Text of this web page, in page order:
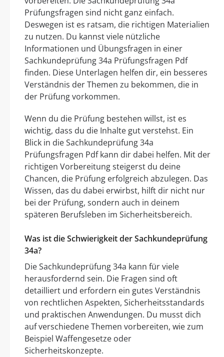
Prüfungsfragen sind nicht ganz einfach.
Deswegen ist es ratsam, die richtigen Materialien
zu nutzen. Du kannst viele nützliche
Informationen und Übungsfragen in einer
Sachkundeprüfung 34a Prüfungsfragen Pdf
finden. Diese Unterlagen helfen dir, ein besseres
Verständnis der Themen zu bekommen, die in
der Prüfung vorkommen.
Wenn du die Prüfung bestehen willst, ist es
wichtig, dass du die Inhalte gut verstehst. Ein
Blick in die Sachkundeprüfung 34a
Prüfungsfragen Pdf kann dir dabei helfen. Mit der
richtigen Vorbereitung steigerst du deine
Chancen, die Prüfung erfolgreich abzulegen. Das
Wissen, das du dabei erwirbst, hilft dir nicht nur
bei der Prüfung, sondern auch in deinem
späteren Berufsleben im Sicherheitsbereich.
Was ist die Schwierigkeit der Sachkundeprüfung
34a?
Die Sachkundeprüfung 34a kann für viele
herausfordernd sein. Die Fragen sind oft
detailliert und erfordern ein gutes Verständnis
von rechtlichen Aspekten, Sicherheitsstandards
und praktischen Anwendungen. Du musst dich
auf verschiedene Themen vorbereiten, wie zum
Beispiel Waffengesetze oder
Sicherheitskonzepte.